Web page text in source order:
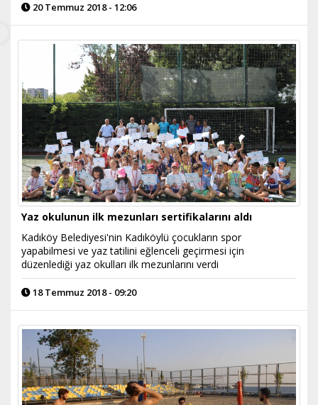
20 Temmuz 2018 - 12:06
Yaz okulunun ilk mezunları sertifikalarını aldı
Kadıköy Belediyesi'nin Kadıköylü çocukların spor
yapabilmesi ve yaz tatilini eğlenceli geçirmesi için
düzenlediği yaz okulları ilk mezunlarını verdi
18 Temmuz 2018 - 09:20